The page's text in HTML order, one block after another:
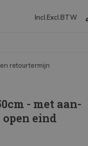
Incl. Excl. BTW
jaar garantie
- met aan-
eind